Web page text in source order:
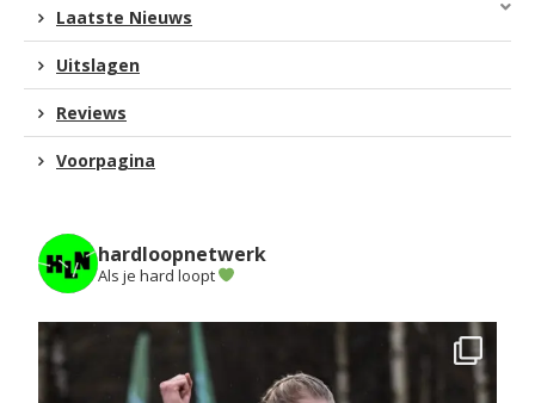
Laatste Nieuws
Uitslagen
Reviews
Voorpagina
hardloopnetwerk
Als je hard loopt